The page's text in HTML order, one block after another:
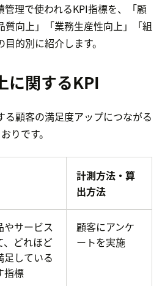
管理で使われるKPI指標を、「顧
質向上」「業務生産性向上」「組
的別に紹介します。
に関するKPI
る顧客の満足度アップにつながる
りです。
計測方法・算
出方法
やサービス
、どれほど
足している
指標
顧客にアンケ
ートを実施